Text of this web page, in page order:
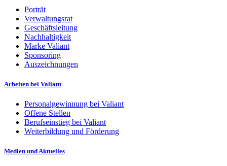
Porträt
Verwaltungsrat
Geschäftsleitung
Nachhaltigkeit
Marke Valiant
Sponsoring
Auszeichnungen
Arbeiten bei Valiant
Personalgewinnung bei Valiant
Offene Stellen
Berufseinstieg bei Valiant
Weiterbildung und Förderung
Medien und Aktuelles